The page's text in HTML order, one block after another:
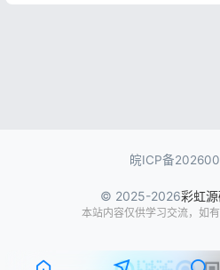
皖ICP备
© 2025-2026彩虹
本站内容仅供学习交流，如